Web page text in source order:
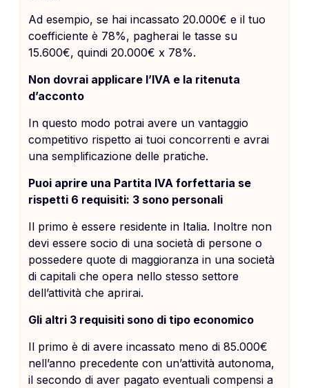
Ad esempio, se hai incassato 20.000€ e il tuo
coefficiente è 78%, pagherai le tasse su
15.600€, quindi 20.000€ x 78%.
Non dovrai applicare l’IVA e la ritenuta
d’acconto
In questo modo potrai avere un vantaggio
competitivo rispetto ai tuoi concorrenti e avrai
una semplificazione delle pratiche.
Puoi aprire una Partita IVA forfettaria se
rispetti 6 requisiti: 3 sono personali
Il primo è essere residente in Italia. Inoltre non
devi essere socio di una società di persone o
possedere quote di maggioranza in una società
di capitali che opera nello stesso settore
dell’attività che aprirai.
Gli altri 3 requisiti sono di tipo economico
Il primo è di avere incassato meno di 85.000€
nell’anno precedente con un’attività autonoma,
il secondo di aver pagato eventuali compensi a